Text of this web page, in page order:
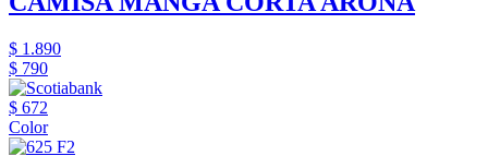
$ 1.890
$ 790
$ 672
Color